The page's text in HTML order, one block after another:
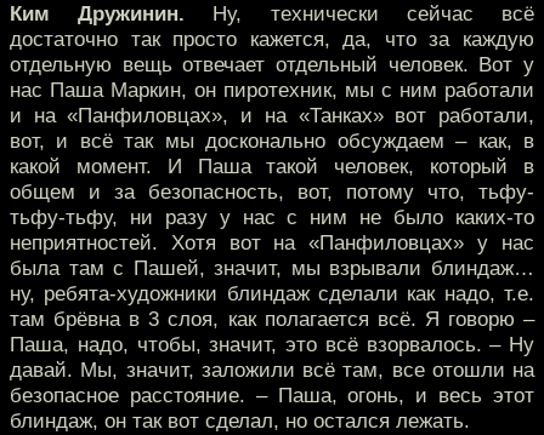
Ким Дружинин. Ну, технически сейчас всё
достаточно так просто кажется, да, что за каждую
отдельную вещь отвечает отдельный человек. Вот у
нас Паша Маркин, он пиротехник, мы с ним работали
и на «Панфиловцах», и на «Танках» вот работали,
вот, и всё так мы досконально обсуждаем – как, в
какой момент. И Паша такой человек, который в
общем и за безопасность, вот, потому что, тьфу-
тьфу-тьфу, ни разу у нас с ним не было каких-то
неприятностей. Хотя вот на «Панфиловцах» у нас
была там с Пашей, значит, мы взрывали блиндаж…
ну, ребята-художники блиндаж сделали как надо, т.е.
там брёвна в 3 слоя, как полагается всё. Я говорю –
Паша, надо, чтобы, значит, это всё взорвалось. – Ну
давай. Мы, значит, заложили всё там, все отошли на
безопасное расстояние. – Паша, огонь, и весь этот
блиндаж, он так вот сделал, но остался лежать.